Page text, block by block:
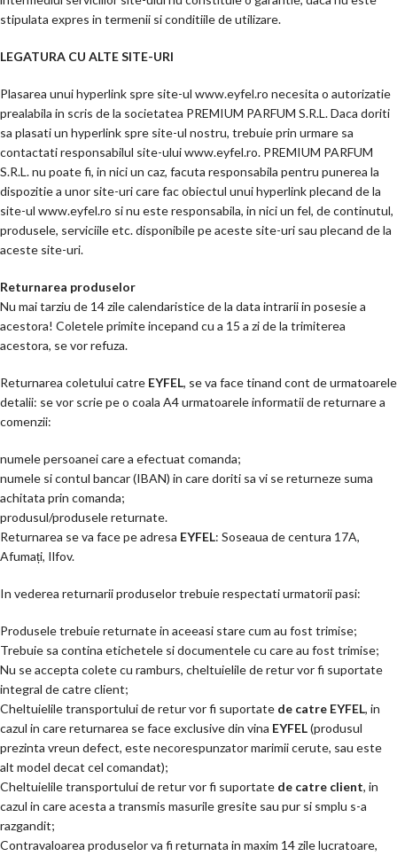
stipulata expres in termenii si conditiile de utilizare.
LEGATURA CU ALTE SITE-URI
Plasarea unui hyperlink spre site-ul www.eyfel.ro necesita o autorizatie
prealabila in scris de la societatea PREMIUM PARFUM S.R.L. Daca doriti
sa plasati un hyperlink spre site-ul nostru, trebuie prin urmare sa
contactati responsabilul site-ului www.eyfel.ro. PREMIUM PARFUM
S.R.L. nu poate fi, in nici un caz, facuta responsabila pentru punerea la
dispozitie a unor site-uri care fac obiectul unui hyperlink plecand de la
site-ul www.eyfel.ro si nu este responsabila, in nici un fel, de continutul,
produsele, serviciile etc. disponibile pe aceste site-uri sau plecand de la
aceste site-uri.
Returnarea produselor
Nu mai tarziu de 14 zile calendaristice de la data intrarii in posesie a
acestora! Coletele primite incepand cu a 15 a zi de la trimiterea
acestora, se vor refuza.
Returnarea coletului catre EYFEL, se va face tinand cont de urmatoarele
detalii: se vor scrie pe o coala A4 urmatoarele informatii de returnare a
comenzii:
numele persoanei care a efectuat comanda;
numele si contul bancar (IBAN) in care doriti sa vi se returneze suma
achitata prin comanda;
produsul/produsele returnate.
Returnarea se va face pe adresa EYFEL: Soseaua de centura 17A,
Afumați, Ilfov.
In vederea returnarii produselor trebuie respectati urmatorii pasi:
Produsele trebuie returnate in aceeasi stare cum au fost trimise;
Trebuie sa contina etichetele si documentele cu care au fost trimise;
Nu se accepta colete cu ramburs, cheltuielile de retur vor fi suportate
integral de catre client;
Cheltuielile transportului de retur vor fi suportate de catre EYFEL, in
cazul in care returnarea se face exclusive din vina EYFEL(produsul
prezinta vreun defect, este necorespunzator marimii cerute, sau este
alt model decat cel comandat);
Cheltuielile transportului de retur vor fi suportate de catre client, in
cazul in care acesta a transmis masurile gresite sau pur si smplu s-a
razgandit;
Contravaloarea produselor va fi returnata in maxim 14 zile lucratoare,